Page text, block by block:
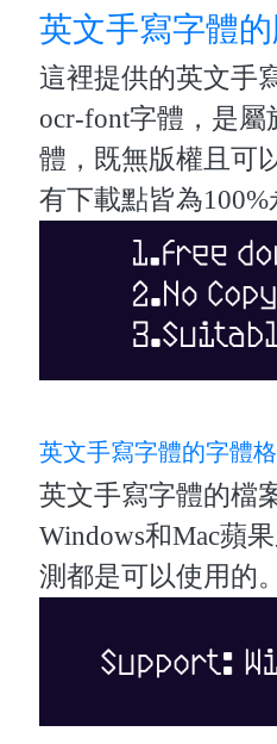
英文手寫字體
這裡提供的英文手
ocr-font字體，是
體，既無版權且可
有下載點皆為100%
英文手寫字體的字體
英文手寫字體的檔
Windows和Mac蘋
測都是可以使用的。